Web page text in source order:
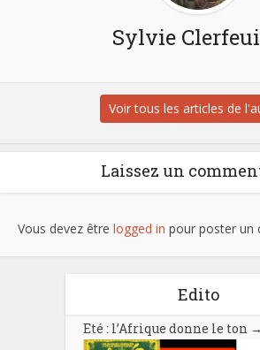
Sylvie
Voir tous les articles de
Laissez un
Vous devez être logged in pour poster un
Edito
Eté : l’Afrique donne le ton →